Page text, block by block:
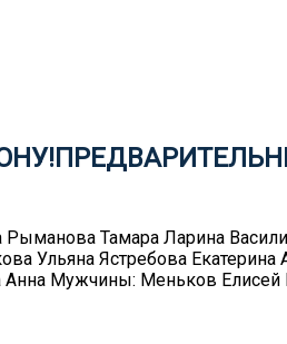
Тамара Ларина
Ульяна Ястребова Екатерина
Анна Мужчины: Меньков